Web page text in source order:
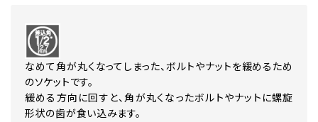
なめて角が丸くなってしまった、ボルトやナットを緩めるため
のソケットです。
緩める方向に回すと、角が丸くなったボルトやナットに螺旋
形状の歯が食い込みます。